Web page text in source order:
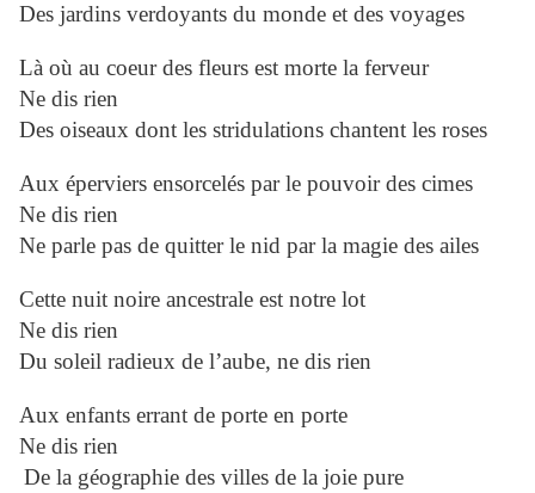
Des jardins verdoyants du monde et des voyages
Là où au coeur des fleurs est morte la ferveur
Ne dis rien
Des oiseaux dont les stridulations chantent les roses
Aux éperviers ensorcelés par le pouvoir des cimes
Ne dis rien
Ne parle pas de quitter le nid par la magie des ailes
Cette nuit noire ancestrale est notre lot
Ne dis rien
Du soleil radieux de l’aube, ne dis rien
Aux enfants errant de porte en porte
Ne dis rien
De la géographie des villes de la joie pure